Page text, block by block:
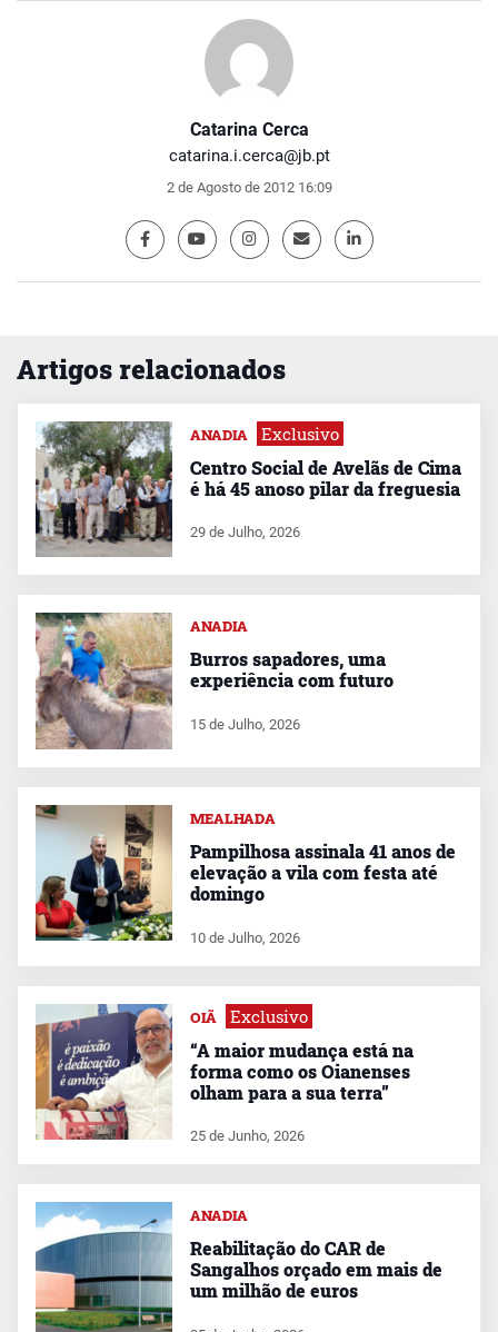
Catarina Cerca
catarina.i.cerca@jb.pt
2 de Agosto de 2012 16:09
Artigos relacionados
ANADIA Exclusivo
Centro Social de Avelãs de Cima
é há 45 anoso pilar da freguesia
29 de Julho, 2026
ANADIA
Burros sapadores, uma
experiência com futuro
15 de Julho, 2026
MEALHADA
Pampilhosa assinala 41 anos de
elevação a vila com festa até
domingo
10 de Julho, 2026
OIÃ Exclusivo
“A maior mudança está na
forma como os Oianenses
olham para a sua terra”
25 de Junho, 2026
ANADIA
Reabilitação do CAR de
Sangalhos orçado em mais de
um milhão de euros